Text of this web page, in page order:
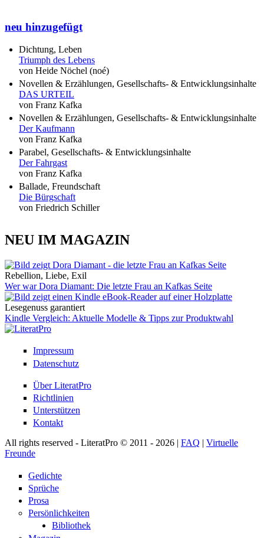
neu hinzugefügt
Dichtung, Leben
Triumph des Lebens
von Heide Nöchel (noé)
Novellen & Erzählungen, Gesellschafts- & Entwicklungsinhalte
DAS URTEIL
von Franz Kafka
Novellen & Erzählungen, Gesellschafts- & Entwicklungsinhalte
Der Kaufmann
von Franz Kafka
Parabel, Gesellschafts- & Entwicklungsinhalte
Der Fahrgast
von Franz Kafka
Ballade, Freundschaft
Die Bürgschaft
von Friedrich Schiller
NEU IM MAGAZIN
Rebellion, Liebe, Exil
Wer war Dora Diamant: Die letzte Frau an Kafkas Seite
Lesegenuss garantiert
Kindle Vergleich: Aktuelle Modelle & Tipps zur Produktwahl
Impressum
Datenschutz
Über LiteratPro
Richtlinien
Unterstützen
Kontakt
All rights reserved - LiteratPro © 2011 - 2026 | FAQ | Virtuelle
Freunde
Gedichte
Sprüche
Prosa
Persönlichkeiten
Bibliothek